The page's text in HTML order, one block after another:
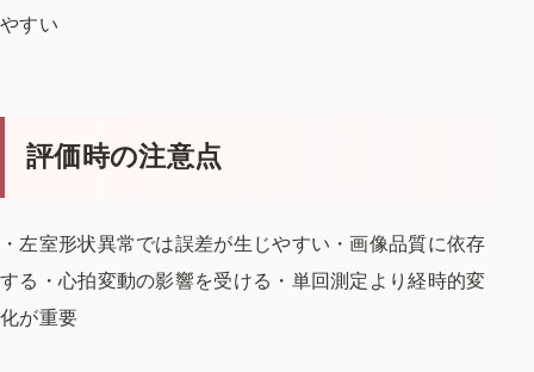
やすい
評価時の注意点
・左室形状異常では誤差が生じやすい ・画像品質に依存
する ・心拍変動の影響を受ける ・単回測定より経時的変
化が重要